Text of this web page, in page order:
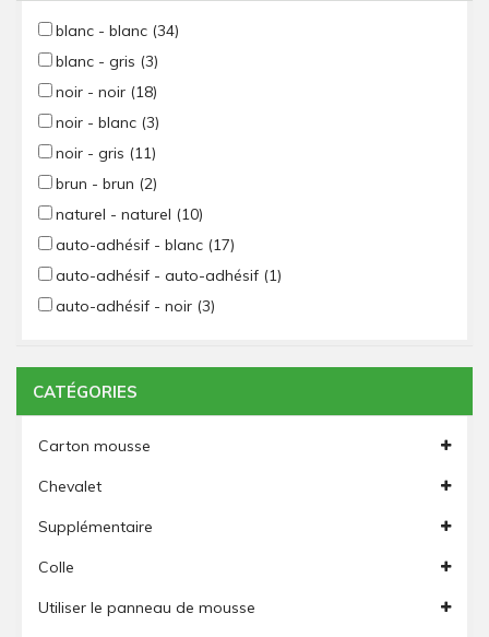
blanc - blanc (34)
blanc - gris (3)
noir - noir (18)
noir - blanc (3)
noir - gris (11)
brun - brun (2)
naturel - naturel (10)
auto-adhésif - blanc (17)
auto-adhésif - auto-adhésif (1)
auto-adhésif - noir (3)
CATÉGORIES
Carton mousse
Chevalet
Supplémentaire
Colle
Utiliser le panneau de mousse